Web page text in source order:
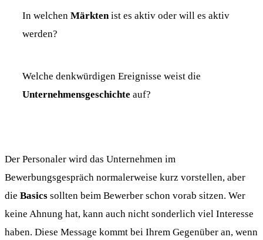
In welchen Märktenist es aktiv oder will es aktiv
werden?
Welche denkwürdigen Ereignisse weist die
Unternehmensgeschichte auf?
Der Personaler wird das Unternehmen im
Bewerbungsgespräch normalerweise kurz vorstellen, aber
die Basics sollten beim Bewerber schon vorab sitzen. Wer
keine Ahnung hat, kann auch nicht sonderlich viel Interesse
haben. Diese Message kommt bei Ihrem Gegenüber an, wenn